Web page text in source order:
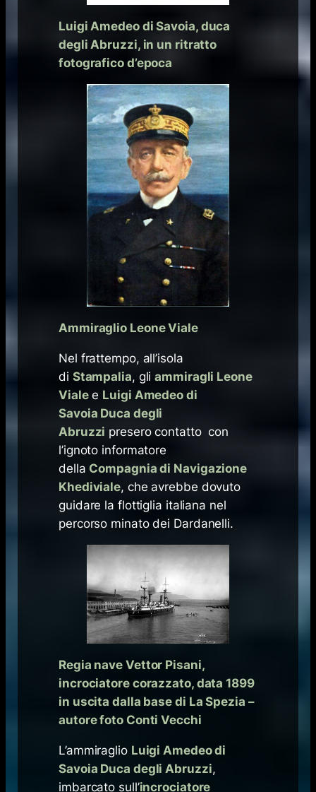
Luigi Amedeo di Savoia, duca
degli Abruzzi, in un ritratto
fotografico d’epoca
Ammiraglio Leone Viale
Nel frattempo, all’isola
di Stampalia, gliammiragli Leone
Vialee Luigi Amedeo di
Savoia Duca degli
Abruzzi presero contatto con
l’ignoto informatore
della Compagnia di Navigazione
Khediviale, che avrebbe dovuto
guidare la flottiglia italiana nel
percorso minato dei Dardanelli.
Regia nave Vettor Pisani,
incrociatore corazzato, data 1899
in uscita dalla base di La Spezia –
autore foto Conti Vecchi
L’ammiraglio Luigi Amedeo di
Savoia Duca degli Abruzzi,
imbarcato sull’incrociatore